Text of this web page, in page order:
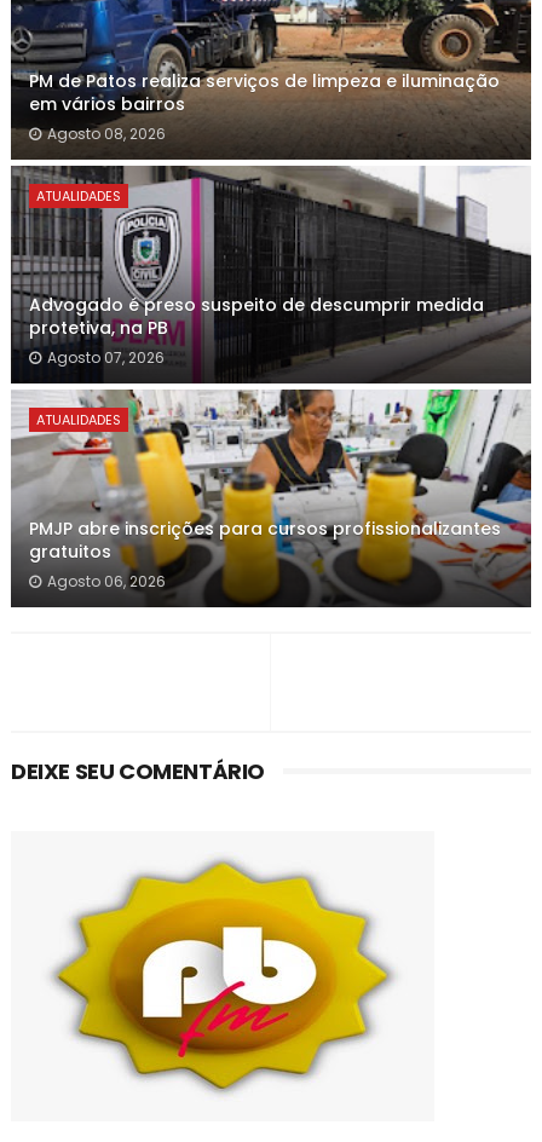
PM de Patos realiza serviços de limpeza e iluminação
em vários bairros
Agosto 08, 2026
ATUALIDADES
Advogado é preso suspeito de descumprir medida
protetiva, na PB
Agosto 07, 2026
ATUALIDADES
PMJP abre inscrições para cursos profissionalizantes
gratuitos
Agosto 06, 2026
DEIXE SEU COMENTÁRIO